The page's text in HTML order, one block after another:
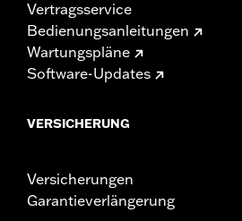
Vertragsservice
Bedienungsanleitungen
Wartungspläne
Software-Updates
VERSICHERUNG
Versicherungen
Garantieverlängerung